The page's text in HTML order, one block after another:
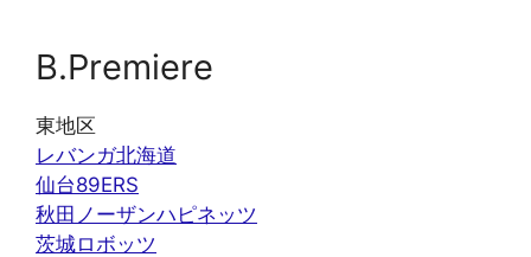
B.Premiere
東地区
レバンガ北海道
仙台89ERS
秋田ノーザンハピネッツ
茨城ロボッツ